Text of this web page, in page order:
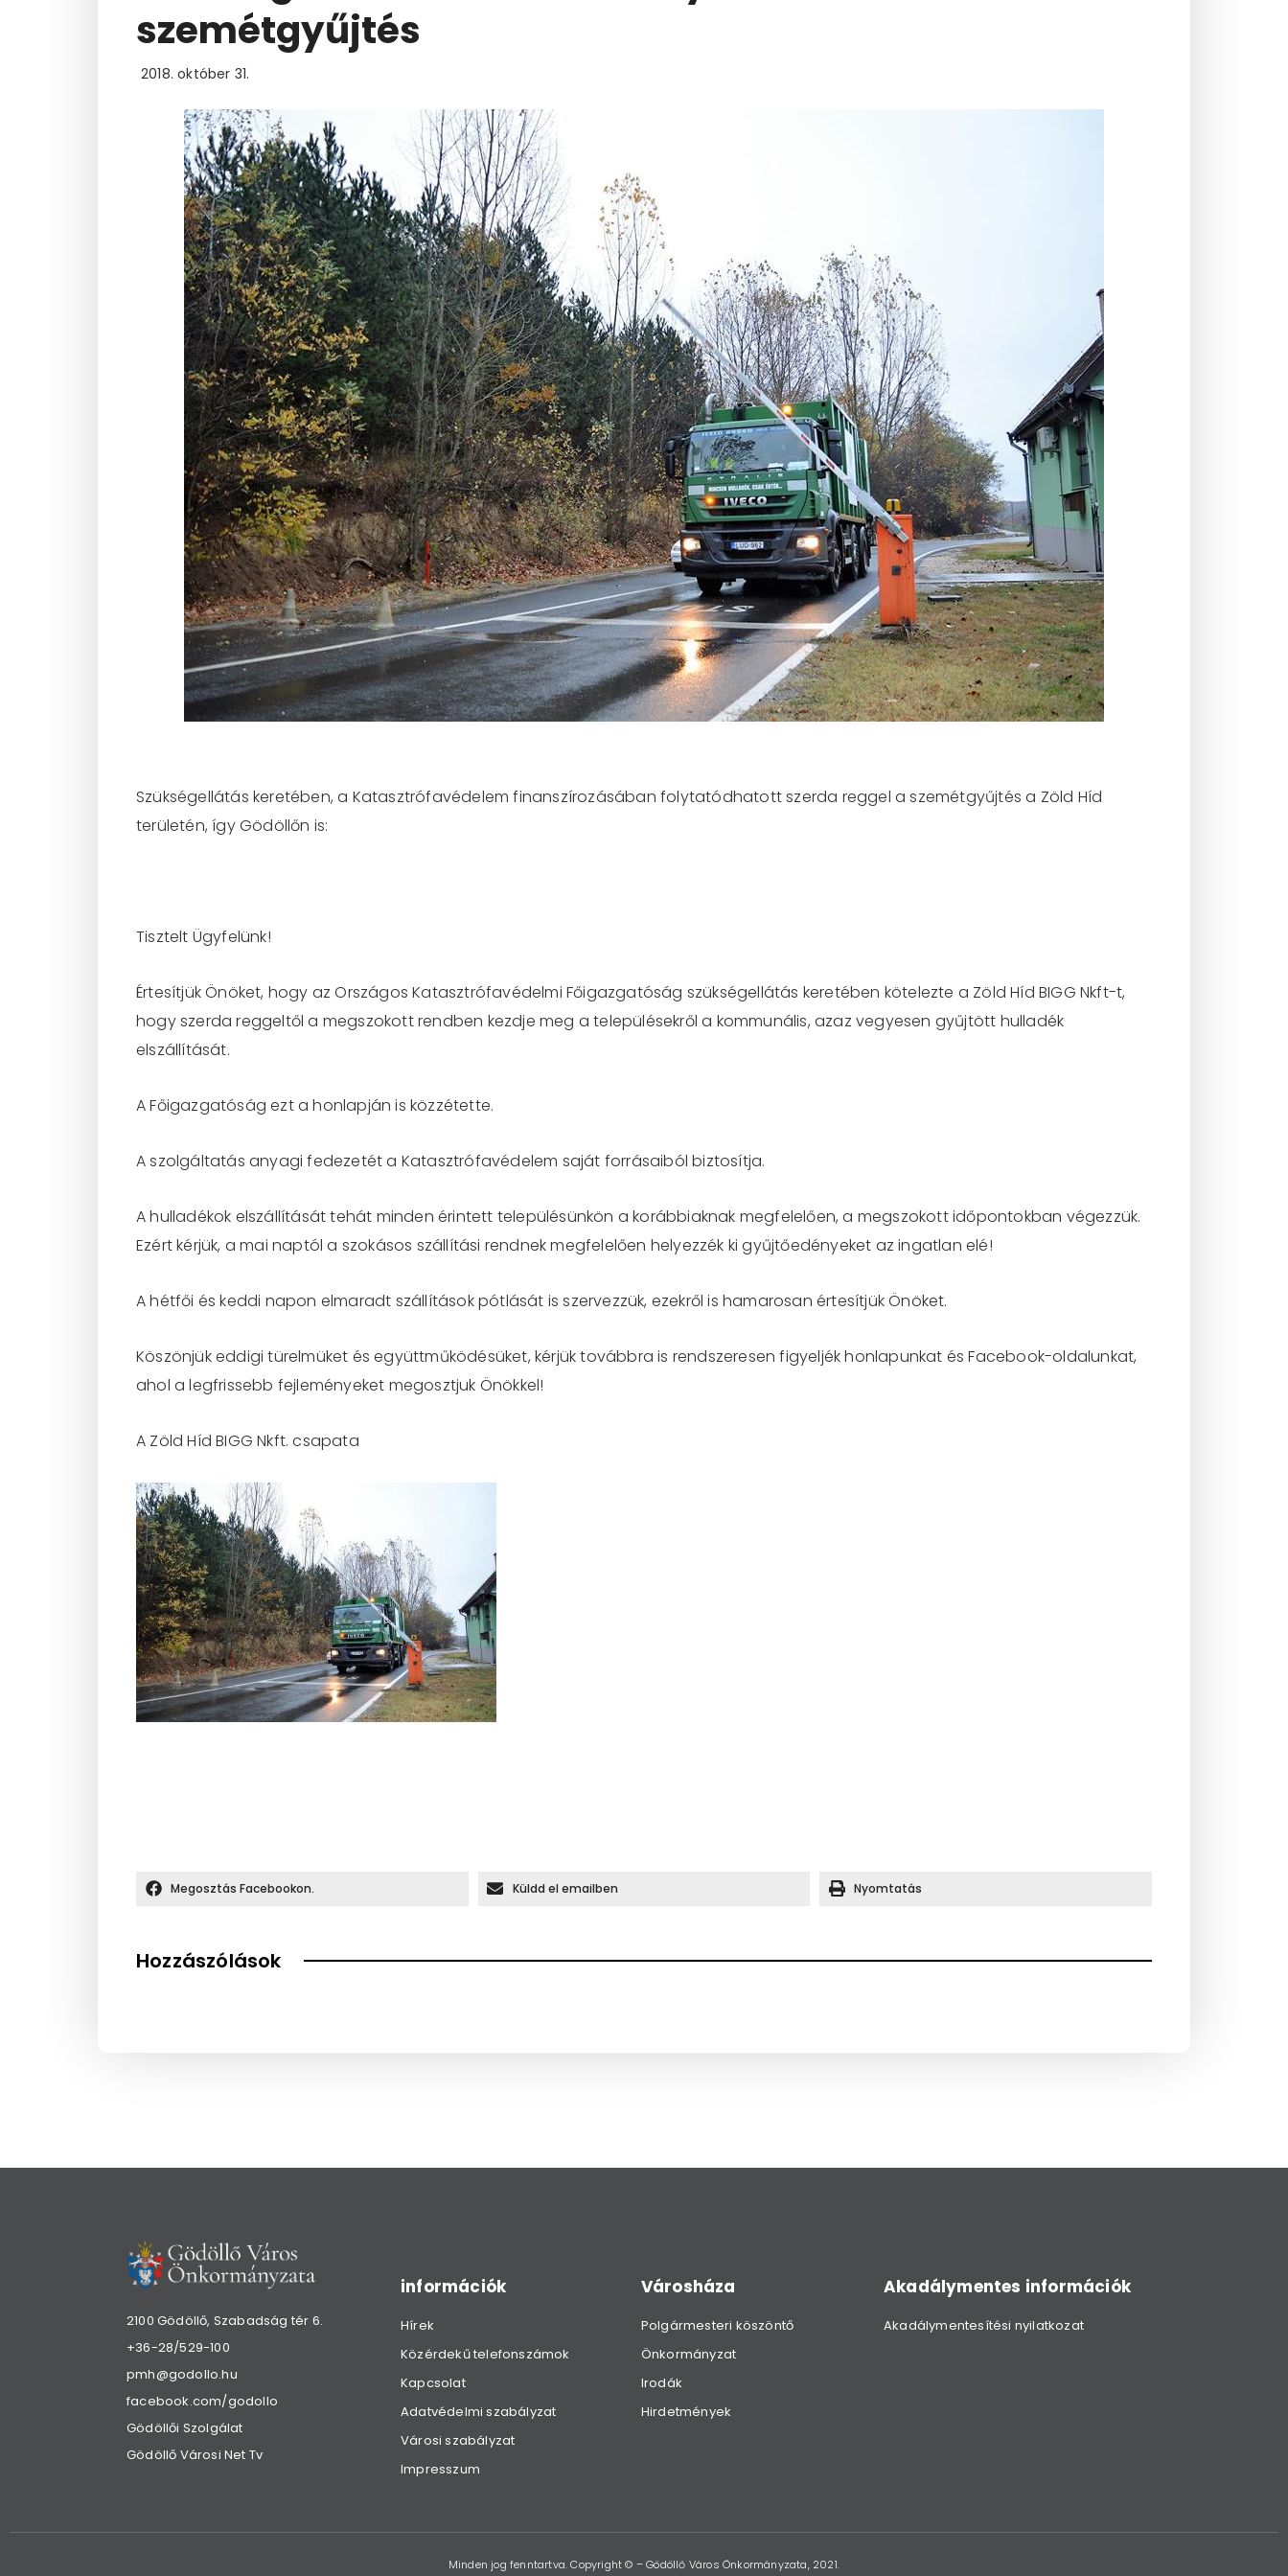
szemétgyűjtés
2018. október 31.
Szükségellátás keretében, a Katasztrófavédelem finanszírozásában folytatódhatott szerda reggel a szemétgyűjtés a Zöld Híd
területén, így Gödöllőn is:
Tisztelt Ügyfelünk!
Értesítjük Önöket, hogy az Országos Katasztrófavédelmi Főigazgatóság szükségellátás keretében kötelezte a Zöld Híd BIGG Nkft-t,
hogy szerda reggeltől a megszokott rendben kezdje meg a településekről a kommunális, azaz vegyesen gyűjtött hulladék
elszállítását.
A Főigazgatóság ezt a honlapján is közzétette.
A szolgáltatás anyagi fedezetét a Katasztrófavédelem saját forrásaiból biztosítja.
A hulladékok elszállítását tehát minden érintett településünkön a korábbiaknak megfelelően, a megszokott időpontokban végezzük.
Ezért kérjük, a mai naptól a szokásos szállítási rendnek megfelelően helyezzék ki gyűjtőedényeket az ingatlan elé!
A hétfői és keddi napon elmaradt szállítások pótlását is szervezzük, ezekről is hamarosan értesítjük Önöket.
Köszönjük eddigi türelmüket és együttműködésüket, kérjük továbbra is rendszeresen figyeljék honlapunkat és Facebook-oldalunkat,
ahol a legfrissebb fejleményeket megosztjuk Önökkel!
A Zöld Híd BIGG Nkft. csapata
Megosztás Facebookon. Küldd el emailben Nyomtatás
Hozzászólások
2100 Gödöllő, Szabadság tér 6.
+36-28/529-100
pmh@godollo.hu
facebook.com/godollo
Gödöllői Szolgálat
Gödöllő Városi Net Tv
információk
Hírek
Közérdekű telefonszámok
Kapcsolat
Adatvédelmi szabályzat
Városi szabályzat
Impresszum
Városháza
Polgármesteri köszöntő
Önkormányzat
Irodák
Hirdetmények
Akadálymentes információk
Akadálymentesítési nyilatkozat
Minden jog fenntartva. Copyright © – Gödöllő Város Önkormányzata, 2021.